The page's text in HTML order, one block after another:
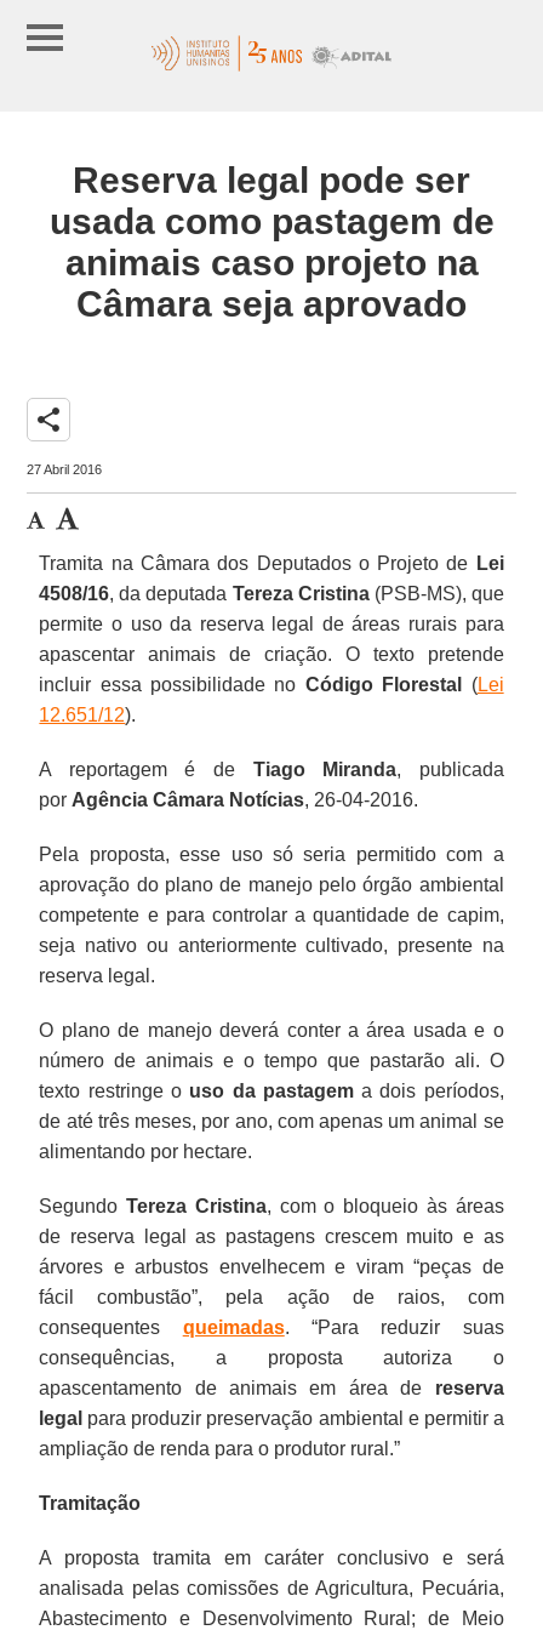
Reserva legal pode ser
usada como pastagem de
animais caso projeto na
Câmara seja aprovado
share
27 Abril 2016
Tramita na Câmara dos Deputados o Projeto de Lei
4508/16, da deputada Tereza Cristina(PSB-MS), que
permite o uso da reserva legal de áreas rurais para
apascentar animais de criação. O texto pretende
incluir essa possibilidade no Código Florestal (Lei
12.651/12).
A reportagem é de Tiago Miranda, publicada
por Agência Câmara Notícias, 26-04-2016.
Pela proposta, esse uso só seria permitido com a
aprovação do plano de manejo pelo órgão ambiental
competente e para controlar a quantidade de capim,
seja nativo ou anteriormente cultivado, presente na
reserva legal.
O plano de manejo deverá conter a área usada e o
número de animais e o tempo que pastarão ali. O
texto restringe o uso da pastagema dois períodos,
de até três meses, por ano, com apenas um animal se
alimentando por hectare.
SegundoTereza Cristina, com o bloqueio às áreas
de reserva legal as pastagens crescem muito e as
árvores e arbustos envelhecem e viram “peças de
fácil combustão”, pela ação de raios, com
consequentes queimadas. “Para reduzir suas
consequências, a proposta autoriza o
apascentamento de animais em área de reserva
legal para produzir preservação ambiental e permitir a
ampliação de renda para o produtor rural.”
Tramitação
A proposta tramita em caráter conclusivo e será
analisada pelas comissões de Agricultura, Pecuária,
Abastecimento e Desenvolvimento Rural; de Meio